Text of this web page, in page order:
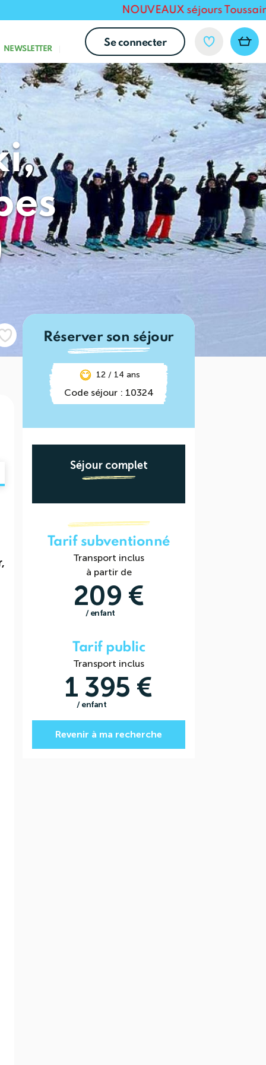
NOUVEAUX séjours Toussaint
NEWSLETTER
Se connecter
Réserver son séjour
12 / 14 ans
Code séjour : 10324
Séjour complet
Tarif subventionné
Transport inclus
à partir de
209 €
/ enfant
Tarif public
Transport inclus
1 395 €
/ enfant
Revenir à ma recherche